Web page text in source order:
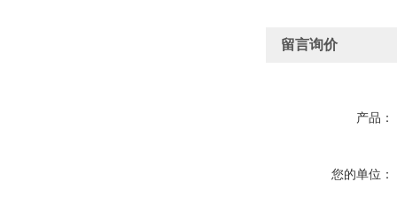
留言询价
产品：
您的单位：